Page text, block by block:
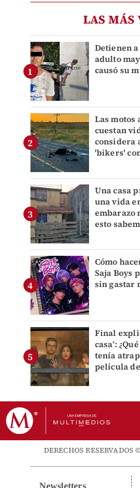
LAS MÁS
Detienen
adulto
causó su
Las
cuestan
considera
'bikers'
Una casa
una vida
embarazo
esto
Cómo
Saja Boys
sin gastar
Final
casa’:
tenía
película
DERECHOS RESERVADOS
Newsletters